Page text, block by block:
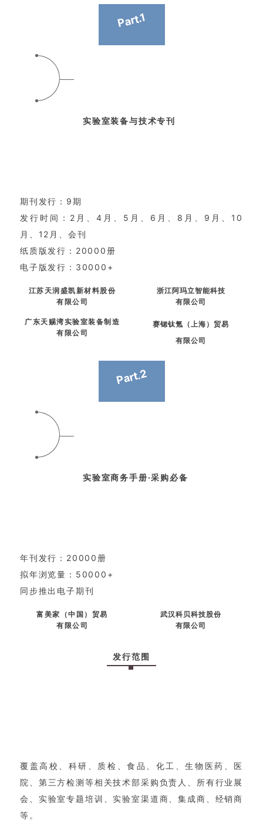
Part.1
实验室装备与技术专刊
期刊发行：9期
发行时间：2月、4月、5月、6月、8月、9月、10
月、12月、会刊
纸质版发行：20000册
电子版发行：30000+
江苏天润盛凯新材料股份
有限公司
浙江阿玛立智能科技
有限公司
广东天赐湾实验室装备制造
有限公司
赛锶钛氪（上海）贸易
有限公司
Part.2
实验室商务手册·采购必备
年刊发行：20000册
拟年浏览量：50000+
同步推出电子期刊
富美家（中国）贸易
有限公司
武汉科贝科技股份
有限公司
发行范围
覆盖高校、科研、质检、食品、化工、生物医药、医
院、第三方检测等相关技术部采购负责人、所有行业展
会、实验室专题培训、实验室渠道商、集成商、经销商
等。